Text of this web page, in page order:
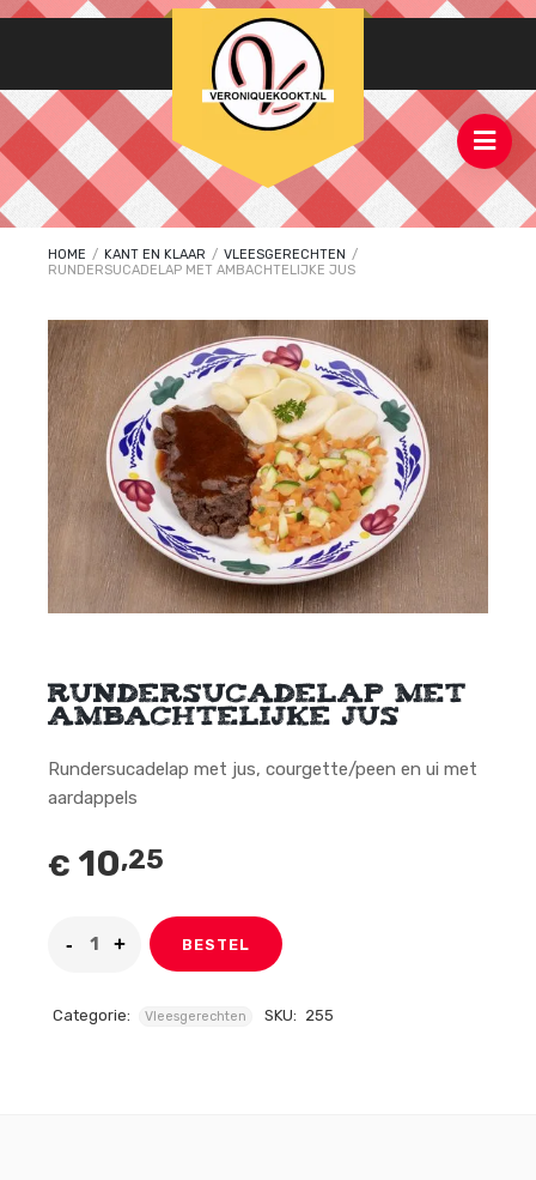
HOME / KANT EN KLAAR / VLEESGERECHTEN /
RUNDERSUCADELAP MET AMBACHTELIJKE JUS
Rundersucadelap met
ambachtelijke jus
Rundersucadelap met jus, courgette/peen en ui met
aardappels
€ 10,25
BESTEL
Categorie: Vleesgerechten SKU: 255